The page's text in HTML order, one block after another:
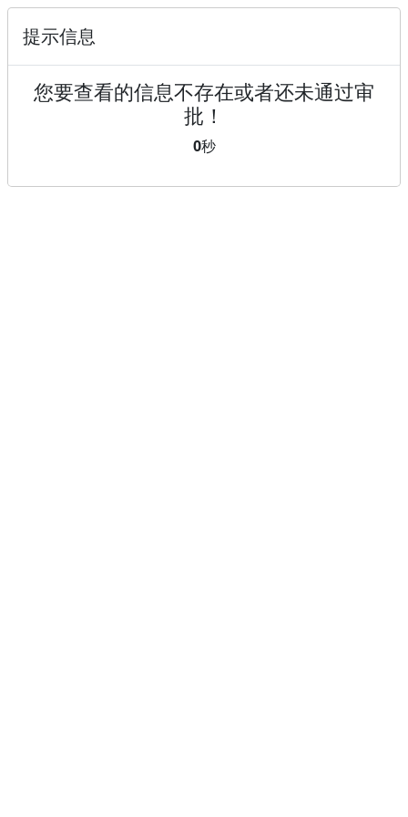
提示信息
您要查看的信息不存在或者还未通过审
批！
0秒